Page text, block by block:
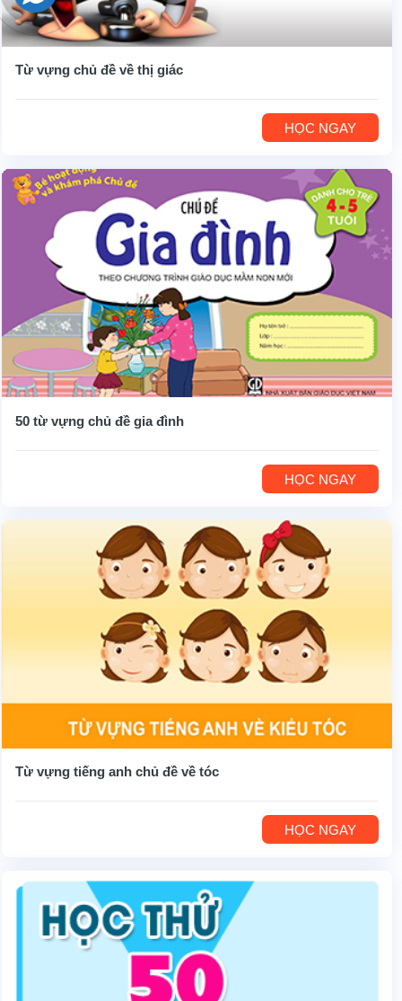
Từ vựng chủ đề về thị giác
HỌC NGAY
50 từ vựng chủ đề gia đình
HỌC NGAY
Từ vựng tiếng anh chủ đề về tóc
HỌC NGAY